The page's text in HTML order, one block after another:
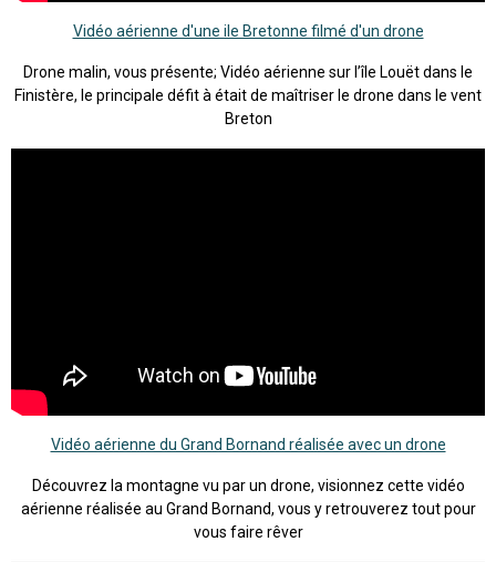
Vidéo aérienne d'une ile Bretonne filmé d'un drone
Drone malin, vous présente; Vidéo aérienne sur l’île Louët dans le
Finistère, le principale défit à était de maîtriser le drone dans le vent
Breton
Vidéo aérienne du Grand Bornand réalisée avec un drone
Découvrez la montagne vu par un drone, visionnez cette vidéo
aérienne réalisée au Grand Bornand, vous y retrouverez tout pour
vous faire rêver